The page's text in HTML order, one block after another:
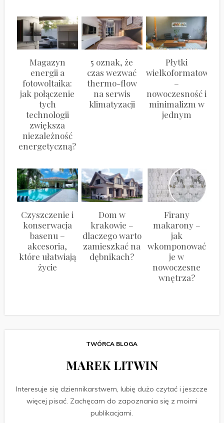
Magazyn
energii a
fotowoltaika:
jak połączenie
tych
technologii
zwiększa
niezależność
energetyczną?
5 oznak, że
czas wezwać
thermo-flow
na serwis
klimatyzacji
Płytki
wielkoformatowe
–
nowoczesność i
minimalizm w
jednym
Czyszczenie i
konserwacja
basenu –
akcesoria,
które ułatwiają
życie
Dom w
krakowie –
dlaczego warto
zamieszkać na
dębnikach?
Firany
makarony –
jak
wkomponować
je w
nowoczesne
wnętrza?
TWÓRCA BLOGA
MAREK LITWIN
Interesuje się dziennikarstwem, lubię dużo czytać i jeszcze
więcej pisać. Zachęcam do zapoznania się z moimi
publikacjami.